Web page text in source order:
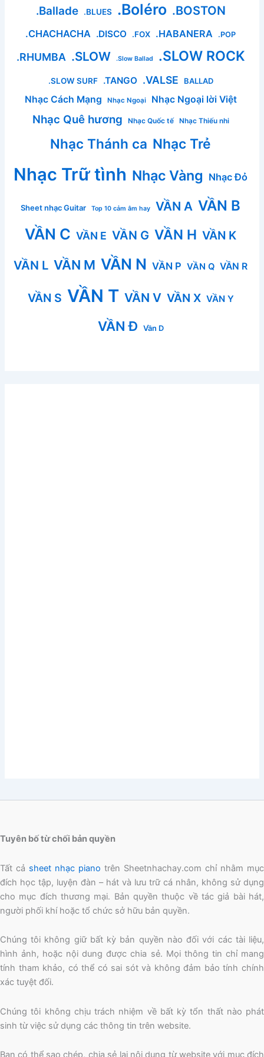
.Ballade .BLUES .Boléro .BOSTON
.CHACHACHA .DISCO .FOX .HABANERA .POP
.RHUMBA .SLOW .Slow Ballad .SLOW ROCK
.SLOW SURF .TANGO .VALSE BALLAD
Nhạc Cách Mạng Nhạc Ngoại Nhạc Ngoại lời Việt
Nhạc Quê hương Nhạc Quốc tế Nhạc Thiếu nhi
Nhạc Thánh ca Nhạc Trẻ
Nhạc Trữ tình Nhạc Vàng Nhạc Đỏ
Sheet nhạc Guitar Top 10 cảm âm hay VẦN A VẦN B
VẦN C VẦN E VẦN G VẦN H VẦN K
VẦN L VẦN M VẦN N VẦN P VẦN Q VẦN R
VẦN S VẦN T VẦN V VẦN X VẦN Y
VẦN Đ Vần D
Tuyên bố từ chối bản quyền
Tất cả sheet nhạc piano trên Sheetnhachay.com chỉ nhằm mục
đích học tập, luyện đàn – hát và lưu trữ cá nhân, không sử dụng
cho mục đích thương mại. Bản quyền thuộc về tác giả bài hát,
người phối khí hoặc tổ chức sở hữu bản quyền.
Chúng tôi không giữ bất kỳ bản quyền nào đối với các tài liệu,
hình ảnh, hoặc nội dung được chia sẻ. Mọi thông tin chỉ mang
tính tham khảo, có thể có sai sót và không đảm bảo tính chính
xác tuyệt đối.
Chúng tôi không chịu trách nhiệm về bất kỳ tổn thất nào phát
sinh từ việc sử dụng các thông tin trên website.
Bạn có thể sao chép, chia sẻ lại nội dung từ website với mục đích